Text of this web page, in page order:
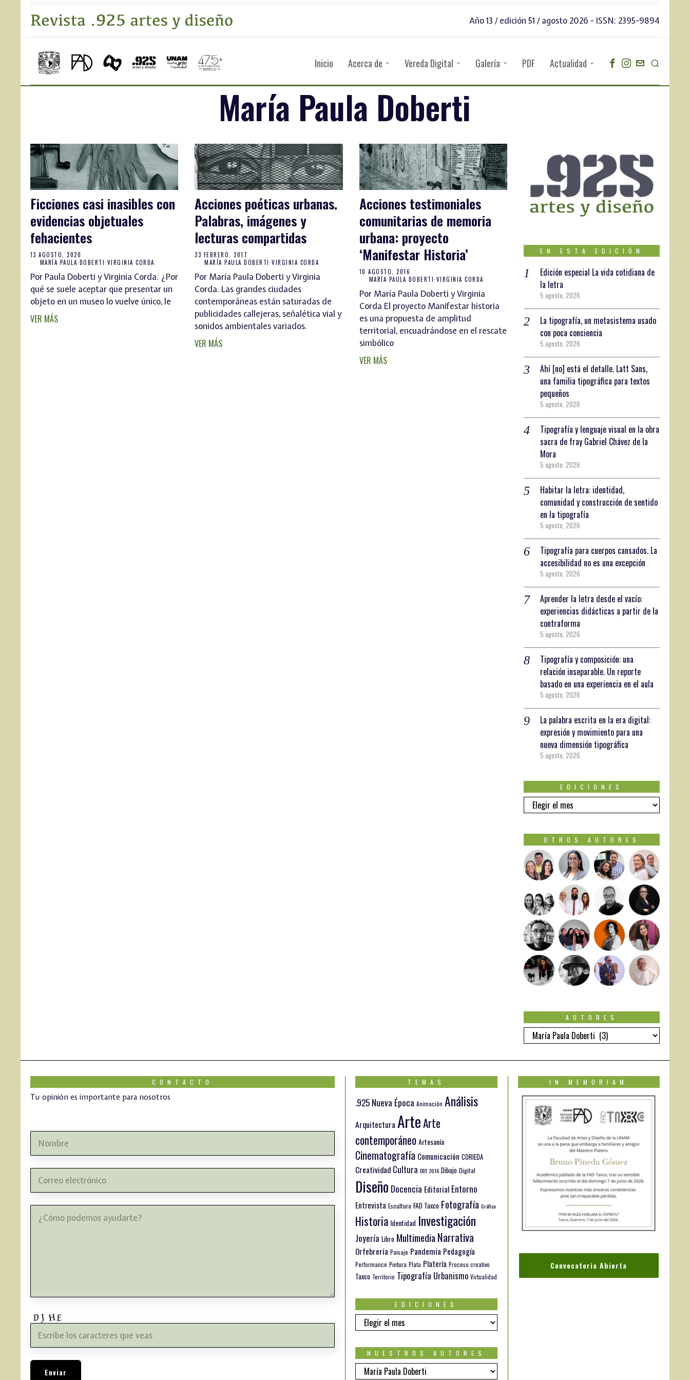
Año 13 / edición 51 / agosto 2026 - ISSN: 2395-9894
Inicio Acerca de Vereda Digital Galería PDF Actualidad
María Paula Doberti
Ficciones casi inasibles con
evidencias objetuales
fehacientes
13 AGOSTO, 2020
MARÍA PAULA DOBERTI·VIRGINIA CORDA
Por Paula Doberti y Virginia Corda. ¿Por
qué se suele aceptar que presentar un
objeto en un museo lo vuelve único, le
VER MÁS
Acciones poéticas urbanas.
Palabras, imágenes y
lecturas compartidas
23 FEBRERO, 2017
MARÍA PAULA DOBERTI·VIRGINIA CORDA
Por María Paula Doberti y Virginia
Corda. Las grandes ciudades
contemporáneas están saturadas de
publicidades callejeras, señalética vial y
sonidos ambientales variados.
VER MÁS
Acciones testimoniales
comunitarias de memoria
urbana: proyecto
‘Manifestar Historia’
10 AGOSTO, 2016
MARÍA PAULA DOBERTI·VIRGINIA CORDA
Por María Paula Doberti y Virginia
Corda El proyecto Manifestar historia
es una propuesta de amplitud
territorial, encuadrándose en el rescate
simbólico
VER MÁS
EN ESTA EDICIÓN
Edición especial La vida cotidiana de
la letra
5 agosto, 2026
La tipografía, un metasistema usado
con poca conciencia
5 agosto, 2026
Ahí [no] está el detalle. Latt Sans,
una familia tipográfica para textos
pequeños
5 agosto, 2026
Tipografía y lenguaje visual en la obra
sacra de fray Gabriel Chávez de la
Mora
5 agosto, 2026
Habitar la letra: identidad,
comunidad y construcción de sentido
en la tipografía
5 agosto, 2026
Tipografía para cuerpos cansados. La
accesibilidad no es una excepción
5 agosto, 2026
Aprender la letra desde el vacío:
experiencias didácticas a partir de la
contraforma
5 agosto, 2026
Tipografía y composición: una
relación inseparable. Un reporte
basado en una experiencia en el aula
5 agosto, 2026
La palabra escrita en la era digital:
expresión y movimiento para una
nueva dimensión tipográfica
5 agosto, 2026
EDICIONES
EDICIONES
OTROS AUTORES
AUTORES
Autores
CONTACTO
Tu opinión es importante para nosotros
TEMAS
.925 Nueva Época Animación Análisis
Arquitectura ArteArte
contemporáneoArtesanía
Cinematografía Comunicación CORIEDA
Creatividad Cultura DDT 2016 Dibujo Digital
Diseño Docencia Editorial Entorno
Entrevista Escultura FAD Taxco Fotografía Gráfica
Historia Identidad Investigación
Joyería Libro Multimedia Narrativa
Orfebrería Paisaje Pandemia Pedagogía
Performance Pintura Plata Platería Proceso creativo
Taxco Territorio Tipografía Urbanismo Virtualidad
EDICIONES
EDICIONES
NUESTROS AUTORES
Nuestros
IN MEMORIAM
Convocatoria Abierta